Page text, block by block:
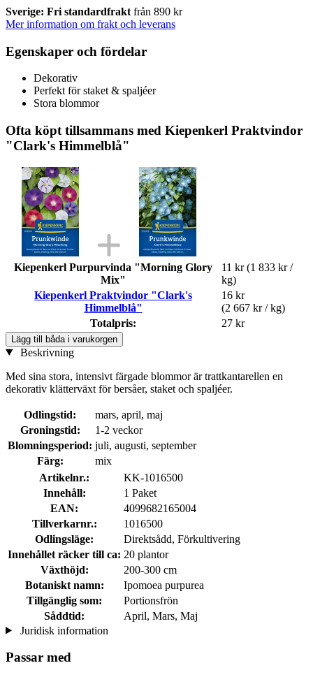
Sverige: Fri standardfrakt från 890 kr
Mer information om frakt och leverans
Egenskaper och fördelar
Dekorativ
Perfekt för staket & spaljéer
Stora blommor
Ofta köpt tillsammans med Kiepenkerl Praktvindor
"Clark's Himmelblå"
Kiepenkerl Purpurvinda "Morning Glory
Mix"
11 kr (1 833 kr /
kg)
Kiepenkerl Praktvindor "Clark's
Himmelblå"
16 kr
(2 667 kr / kg)
Totalpris:
27 kr
Lägg till båda i varukorgen
Beskrivning
Med sina stora, intensivt färgade blommor är trattkantarellen en
dekorativ klätterväxt för bersåer, staket och spaljéer.
Odlingstid:
mars, april, maj
Groningstid:
1-2 veckor
Blomningsperiod: juli, augusti, september
Färg:
mix
Artikelnr.:
KK-1016500
Innehåll:
1 Paket
EAN:
4099682165004
Tillverkarnr.:
1016500
Odlingsläge:
Direktsådd, Förkultivering
Innehållet räcker till ca: 20 plantor
Växthöjd:
200-300 cm
Botaniskt namn:
Ipomoea purpurea
Tillgänglig som:
Portionsfrön
Såddtid:
April, Mars, Maj
Juridisk information
Passar med